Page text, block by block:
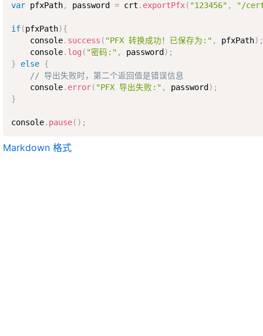
var pfxPath, password = crt . exportPfx( "123456" , "/
if(pfxPath){
    console
. success ( "PFX 转换成功！已保存为:" , pfxPath) ;
    console
. log ( "密码:" , password ) ;
}
else {
// 导出失败时，第二个返回值是错误信息
    console
. error( "PFX 导出失败:" , password ) ;
}
console. pause( ) ;
Markdown 格式